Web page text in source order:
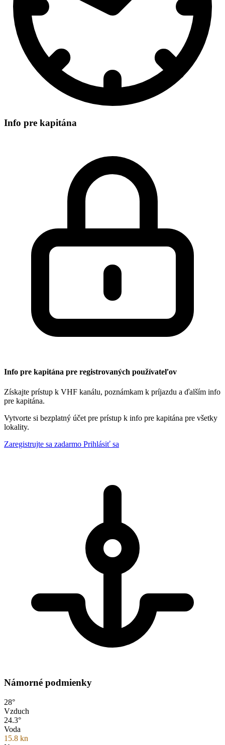
Info pre kapitána
Info pre kapitána pre registrovaných používateľov
Získajte prístup k VHF kanálu, poznámkam k príjazdu a ďalším info
pre kapitána.
Vytvorte si bezplatný účet pre prístup k info pre kapitána pre všetky
lokality.
Zaregistrujte sa zadarmo Prihlásiť sa
Námorné podmienky
28°
Vzduch
24.3°
Voda
15.8 kn